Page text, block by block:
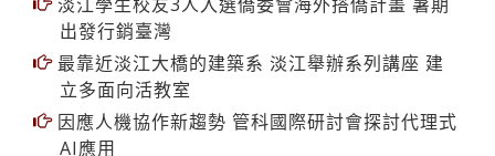
淡江學生校友3人入選僑委會海外搭僑計畫 暑期
出發行銷臺灣
最靠近淡江大橋的建築系 淡江舉辦系列講座 建
立多面向活教室
因應人機協作新趨勢 管科國際研討會探討代理式